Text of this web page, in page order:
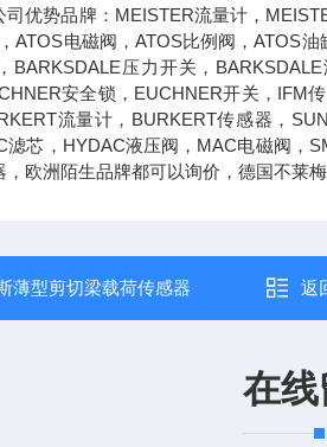
优势品牌：MEISTER流量计，
ATOS电磁阀，ATOS比例阀，ATOS
BARKSDALE压力开关，
安全锁，EUCHNER开关，IFM
流量计，BURKERT传感器，
滤芯，HYDAC液压阀，MAC电磁阀，
欧洲陌生品牌都可以询价，德国不莱
薄型剪切梁载荷传感器 返
在